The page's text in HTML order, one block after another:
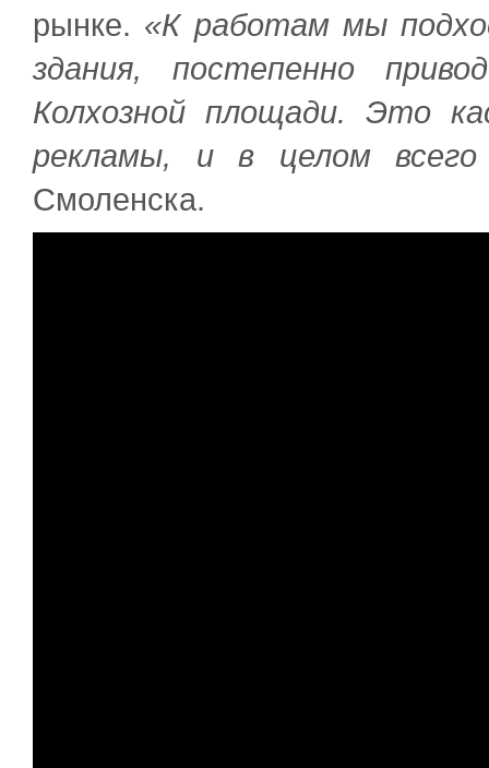
рынке. «К работам мы
здания, постепенно
Колхозной площади. Это
рекламы, и в целом всего
Смоленска.